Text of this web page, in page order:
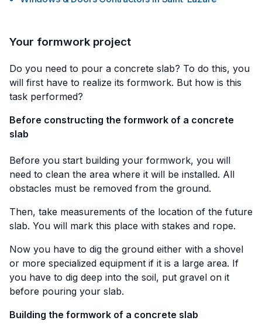
Your formwork project
Do you need to pour a concrete slab? To do this, you
will first have to realize its formwork. But how is this
task performed?
Before constructing the formwork of a concrete
slab
Before you start building your formwork, you will
need to clean the area where it will be installed. All
obstacles must be removed from the ground.
Then, take measurements of the location of the future
slab. You will mark this place with stakes and rope.
Now you have to dig the ground either with a shovel
or more specialized equipment if it is a large area. If
you have to dig deep into the soil, put gravel on it
before pouring your slab.
Building the formwork of a concrete slab